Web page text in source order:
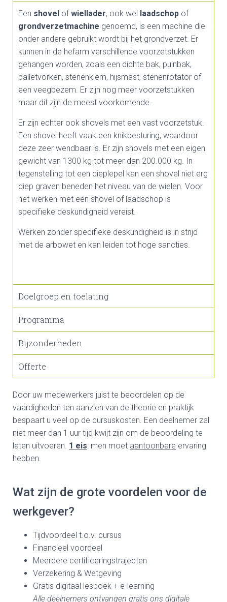
Een shovel ofwiellader, ook wel laadschop of
grondverzetmachine genoemd, is een machine die
onder andere gebruikt wordt bij het grondverzet. Er
kunnen in de hefarm verschillende voorzetstukken
gehangen worden, zoals een dichte bak, puinbak,
palletvorken, stenenklem, hijsmast, stenenrotator of
een veegbezem. Er zijn nog meer voorzetstukken
maar dit zijn de meest voorkomende.
Er zijn echter ook shovels met een vast voorzetstuk.
Een shovel heeft vaak een knikbesturing, waardoor
deze zeer wendbaar is. Er zijn shovels met een eigen
gewicht van 1300 kg tot meer dan 200.000 kg. In
tegenstelling tot een dieplepel kan een shovel niet erg
diep graven beneden het niveau van de wielen. Voor
het werken met een shovel of laadschop is
specifieke deskundigheid vereist.
Werken zonder specifieke deskundigheid is in strijd
met de arbowet en kan leiden tot hoge sancties.
Doelgroep en toelating
Programma
Bijzonderheden
Offerte
Door uw medewerkers juist te beoordelen op de
vaardigheden ten aanzien van de theorie en praktijk
bespaart u veel op de cursuskosten. Een deelnemer zal
niet meer dan 1 uur tijd kwijt zijn om de beoordeling te
laten uitvoeren. 1 eis: men moet aantoonbare ervaring
hebben.
Wat zijn de grote voordelen voor de
werkgever?
Tijdvoordeel t.o.v. cursus
Financieel voordeel
Meerdere certificeringstrajecten
Verzekering & Wetgeving
Gratis digitaal lesboek + e-learning
Alle deelnemers ontvangen gratis ons digitale